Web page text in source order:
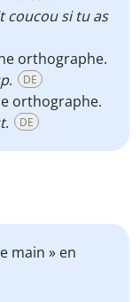
coucou si tu as
orthographe.
. DE
orthographe.
. DE
main » en